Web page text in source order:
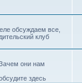
обсуждаем все,
клуб
они нам
здесь